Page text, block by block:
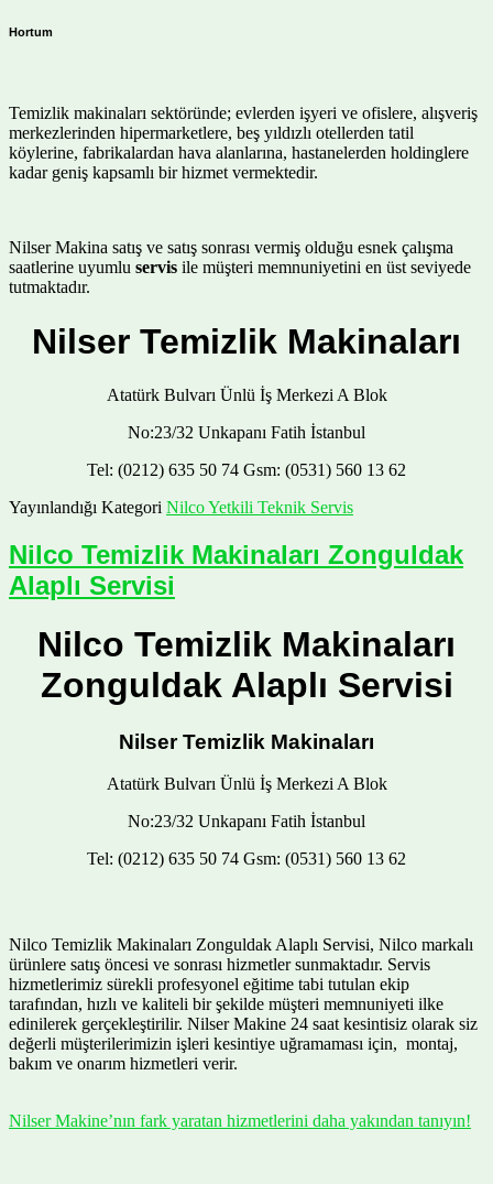
Hortum
Temizlik makinaları sektöründe; evlerden işyeri ve ofislere, alışveriş
merkezlerinden hipermarketlere, beş yıldızlı otellerden tatil
köylerine, fabrikalardan hava alanlarına, hastanelerden holdinglere
kadar geniş kapsamlı bir hizmet vermektedir.
Nilser Makina satış ve satış sonrası vermiş olduğu esnek çalışma
saatlerine uyumlu servis ile müşteri memnuniyetini en üst seviyede
tutmaktadır.
Nilser Temizlik Makinaları
Atatürk Bulvarı Ünlü İş Merkezi A Blok
No:23/32 Unkapanı Fatih İstanbul
Tel: (0212) 635 50 74 Gsm: (0531) 560 13 62
Yayınlandığı Kategori Nilco Yetkili Teknik Servis
Nilco Temizlik Makinaları Zonguldak
Alaplı Servisi
Nilco Temizlik Makinaları
Zonguldak Alaplı Servisi
Nilser Temizlik Makinaları
Atatürk Bulvarı Ünlü İş Merkezi A Blok
No:23/32 Unkapanı Fatih İstanbul
Tel: (0212) 635 50 74 Gsm: (0531) 560 13 62
Nilco Temizlik Makinaları Zonguldak Alaplı Servisi, Nilco markalı
ürünlere satış öncesi ve sonrası hizmetler sunmaktadır. Servis
hizmetlerimiz sürekli profesyonel eğitime tabi tutulan ekip
tarafından, hızlı ve kaliteli bir şekilde müşteri memnuniyeti ilke
edinilerek gerçekleştirilir. Nilser Makine 24 saat kesintisiz olarak siz
değerli müşterilerimizin işleri kesintiye uğramaması için, montaj,
bakım ve onarım hizmetleri verir.
Nilser Makine’nın fark yaratan hizmetlerini daha yakından tanıyın!